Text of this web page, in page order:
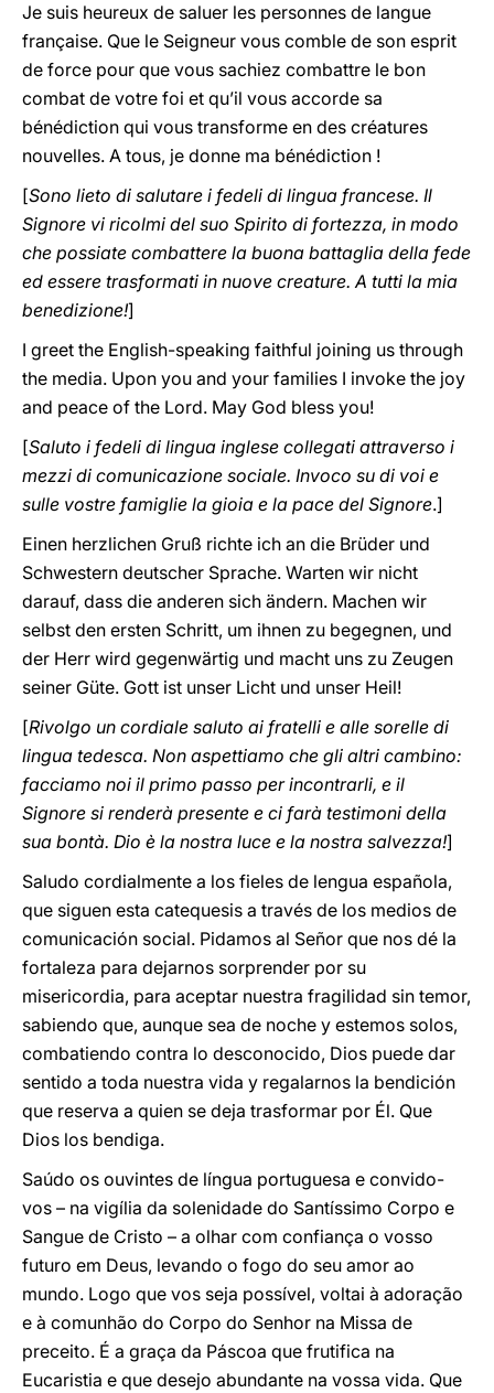
Je suis heureux de saluer les personnes de langue
française. Que le Seigneur vous comble de son esprit
de force pour que vous sachiez combattre le bon
combat de votre foi et qu’il vous accorde sa
bénédiction qui vous transforme en des créatures
nouvelles. A tous, je donne ma bénédiction !
[Sono lieto di salutare i fedeli di lingua francese. Il
Signore vi ricolmi del suo Spirito di fortezza, in modo
che possiate combattere la buona battaglia della fede
ed essere trasformati in nuove creature. A tutti la mia
benedizione!]
I greet the English-speaking faithful joining us through
the media. Upon you and your families I invoke the joy
and peace of the Lord. May God bless you!
[Saluto i fedeli di lingua inglese collegati attraverso i
mezzi di comunicazione sociale. Invoco su di voi e
sulle vostre famiglie la gioia e la pace del Signore.]
Einen herzlichen Gruß richte ich an die Brüder und
Schwestern deutscher Sprache. Warten wir nicht
darauf, dass die anderen sich ändern. Machen wir
selbst den ersten Schritt, um ihnen zu begegnen, und
der Herr wird gegenwärtig und macht uns zu Zeugen
seiner Güte. Gott ist unser Licht und unser Heil!
[Rivolgo un cordiale saluto ai fratelli e alle sorelle di
lingua tedesca. Non aspettiamo che gli altri cambino:
facciamo noi il primo passo per incontrarli, e il
Signore si renderà presente e ci farà testimoni della
sua bontà. Dio è la nostra luce e la nostra salvezza!]
Saludo cordialmente a los fieles de lengua española,
que siguen esta catequesis a través de los medios de
comunicación social. Pidamos al Señor que nos dé la
fortaleza para dejarnos sorprender por su
misericordia, para aceptar nuestra fragilidad sin temor,
sabiendo que, aunque sea de noche y estemos solos,
combatiendo contra lo desconocido, Dios puede dar
sentido a toda nuestra vida y regalarnos la bendición
que reserva a quien se deja trasformar por Él. Que
Dios los bendiga.
Saúdo os ouvintes de língua portuguesa e convido-
vos – na vigília da solenidade do Santíssimo Corpo e
Sangue de Cristo – a olhar com confiança o vosso
futuro em Deus, levando o fogo do seu amor ao
mundo. Logo que vos seja possível, voltai à adoração
e à comunhão do Corpo do Senhor na Missa de
preceito. É a graça da Páscoa que frutifica na
Eucaristia e que desejo abundante na vossa vida. Que